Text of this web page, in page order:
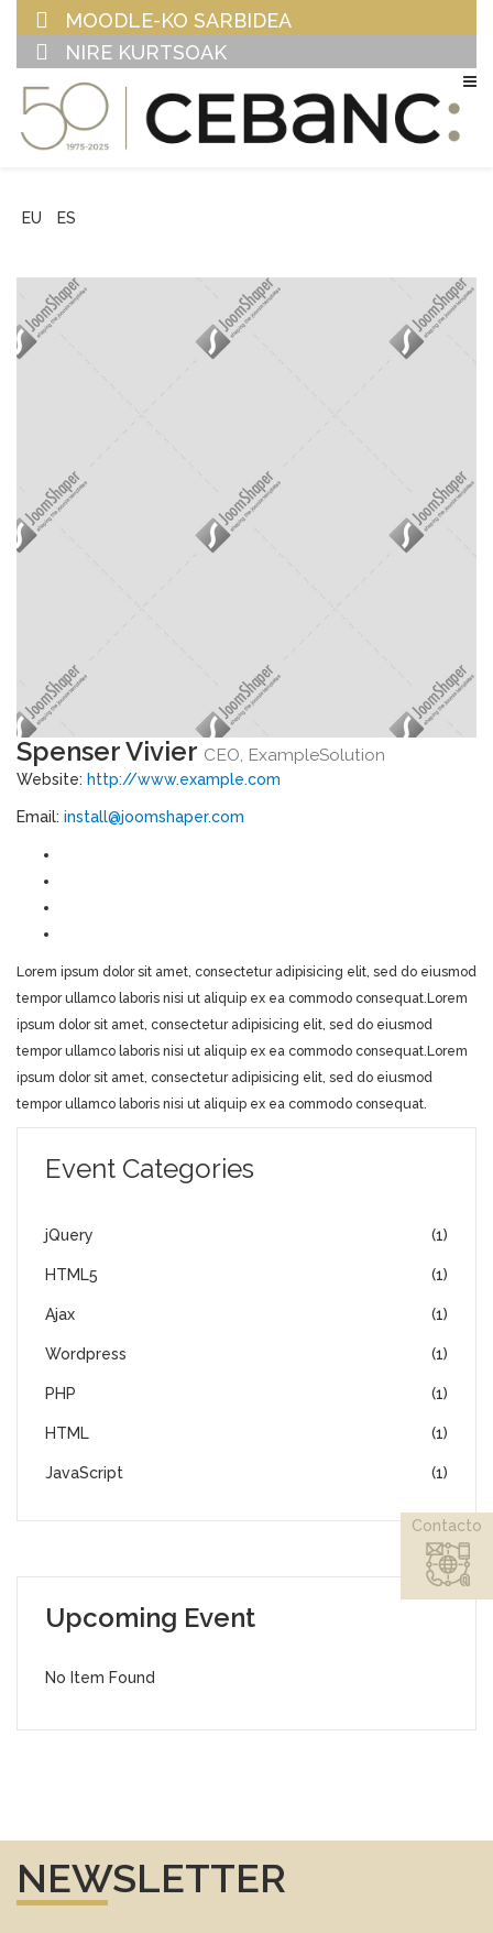
MOODLE-KO SARBIDEA
NIRE KURTSOAK
EU ES
Spenser Vivier CEO, ExampleSolution
Website: http://www.example.com
Email: install@joomshaper.com
Lorem ipsum dolor sit amet, consectetur adipisicing elit, sed do eiusmod
tempor ullamco laboris nisi ut aliquip ex ea commodo consequat.Lorem
ipsum dolor sit amet, consectetur adipisicing elit, sed do eiusmod
tempor ullamco laboris nisi ut aliquip ex ea commodo consequat.Lorem
ipsum dolor sit amet, consectetur adipisicing elit, sed do eiusmod
tempor ullamco laboris nisi ut aliquip ex ea commodo consequat.
Event Categories
jQuery (1)
HTML5 (1)
Ajax (1)
Wordpress (1)
PHP (1)
HTML (1)
JavaScript (1)
Upcoming Event
No Item Found
NEWSLETTER
Contacto